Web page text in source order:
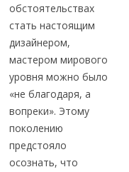
обстоятельствах
стать настоящим
дизайнером,
мастером мирового
уровня можно было
«не благодаря, а
вопреки». Этому
поколению
предстояло
осознать, что